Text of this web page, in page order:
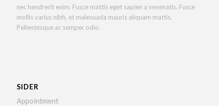
nec hendrerit enim. Fusce mattis eget sapien a venenatis. Fusce
mollis varius nibh, et malesuada mauris aliquam mattis.
Pellentesque ac semper odio.
SIDER
Appointment